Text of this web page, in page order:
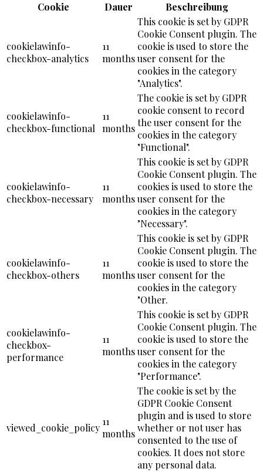
Cookie
Dauer Beschreibung
cookielawinfo-
checkbox-analytics
11
months
This cookie is set by GDPR
Cookie Consent plugin. The
cookie is used to store the
user consent for the
cookies in the category
"Analytics".
cookielawinfo-
checkbox-functional
11
months
The cookie is set by GDPR
cookie consent to record
the user consent for the
cookies in the category
"Functional".
cookielawinfo-
checkbox-necessary
11
months
This cookie is set by GDPR
Cookie Consent plugin. The
cookies is used to store the
user consent for the
cookies in the category
"Necessary".
cookielawinfo-
checkbox-others
11
months
This cookie is set by GDPR
Cookie Consent plugin. The
cookie is used to store the
user consent for the
cookies in the category
"Other.
cookielawinfo-
checkbox-
performance
11
months
This cookie is set by GDPR
Cookie Consent plugin. The
cookie is used to store the
user consent for the
cookies in the category
"Performance".
viewed_cookie_policy
11
months
The cookie is set by the
GDPR Cookie Consent
plugin and is used to store
whether or not user has
consented to the use of
cookies. It does not store
any personal data.